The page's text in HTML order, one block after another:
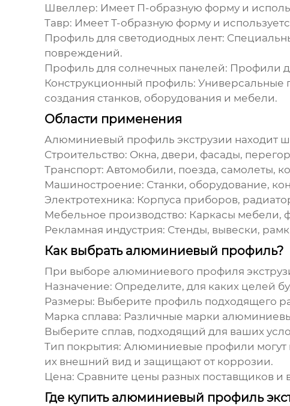
Швеллер: Имеет П-образную форму и
Тавр: Имеет Т-образную форму и
Профиль для светодиодных лент:
повреждений.
Профиль для солнечных панелей: Профили
Конструкционный профиль: Универсальные
создания станков, оборудования и мебели.
Области применения
Алюминиевый профиль экструзии находит
Строительство: Окна, двери, фасады,
Транспорт: Автомобили, поезда, самолеты,
Машиностроение: Станки, оборудование,
Электротехника: Корпуса приборов,
Мебельное производство: Каркасы мебели,
Рекламная индустрия: Стенды, вывески,
Как выбрать алюминиевый профиль?
При выборе алюминиевого профиля
Назначение: Определите, для каких целей
Размеры: Выберите профиль подходящего
Марка сплава: Различные марки
Выберите сплав, подходящий для ваших
Тип покрытия: Алюминиевые профили могут
их внешний вид и защищают от коррозии.
Цена: Сравните цены разных поставщиков и
Где купить алюминиевый профиль